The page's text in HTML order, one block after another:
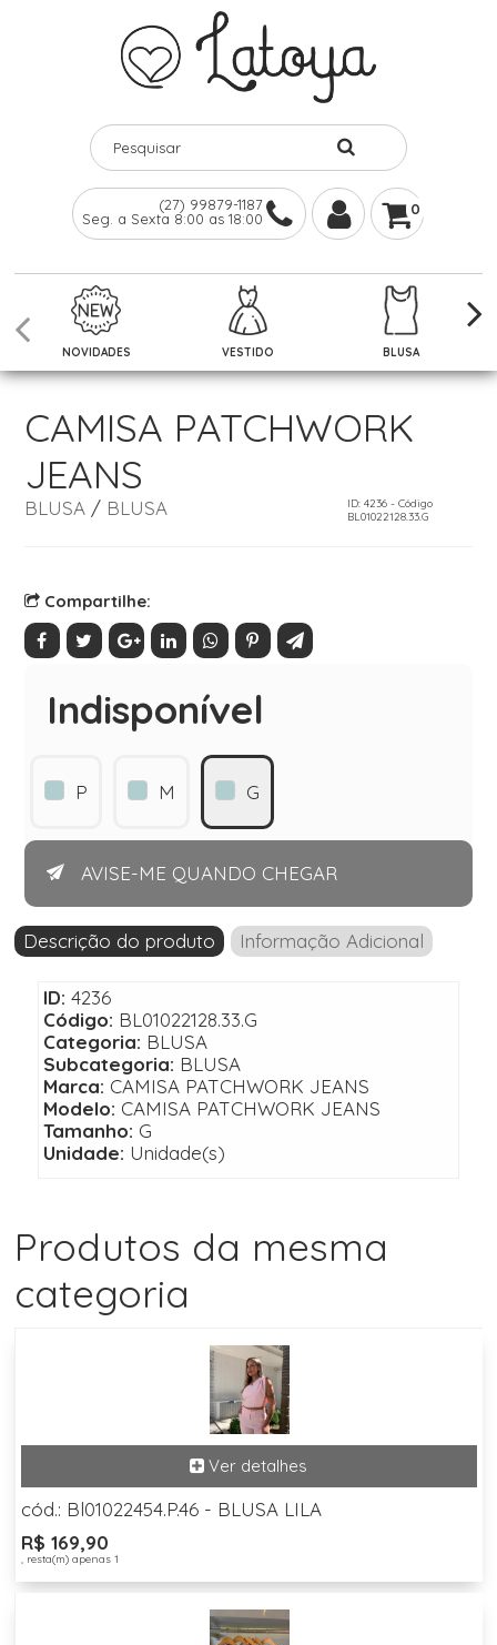
(27) 99879-1187
Seg. a Sexta 8:00 as 18:00
0
NOVIDADES VESTIDO BLUSA
CAMISA PATCHWORK
JEANS
BLUSA/ BLUSA
ID: 4236 - Código
BL01022128.33.G
Compartilhe:
Indisponível
P M G
AVISE-ME QUANDO CHEGAR
Descrição do produto Informação Adicional
ID: 4236
Código: BL01022128.33.G
Categoria: BLUSA
Subcategoria: BLUSA
Marca: CAMISA PATCHWORK JEANS
Modelo: CAMISA PATCHWORK JEANS
Tamanho: G
Unidade: Unidade(s)
Produtos da mesma
categoria
cód.: Bl01022454.P.46 - BLUSA LILA
R$ 169,90
, resta(m) apenas 1